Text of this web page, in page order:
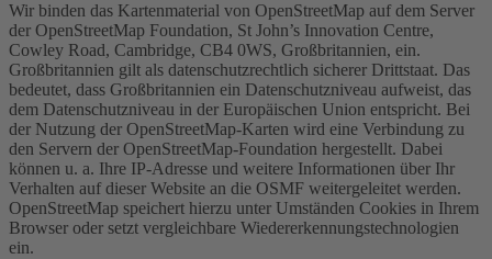
Wir binden das Kartenmaterial von OpenStreetMap auf dem Server
der OpenStreetMap Foundation, St John’s Innovation Centre,
Cowley Road, Cambridge, CB4 0WS, Großbritannien, ein.
Großbritannien gilt als datenschutzrechtlich sicherer Drittstaat. Das
bedeutet, dass Großbritannien ein Datenschutzniveau aufweist, das
dem Datenschutzniveau in der Europäischen Union entspricht. Bei
der Nutzung der OpenStreetMap-Karten wird eine Verbindung zu
den Servern der OpenStreetMap-Foundation hergestellt. Dabei
können u. a. Ihre IP-Adresse und weitere Informationen über Ihr
Verhalten auf dieser Website an die OSMF weitergeleitet werden.
OpenStreetMap speichert hierzu unter Umständen Cookies in Ihrem
Browser oder setzt vergleichbare Wiedererkennungstechnologien
ein.